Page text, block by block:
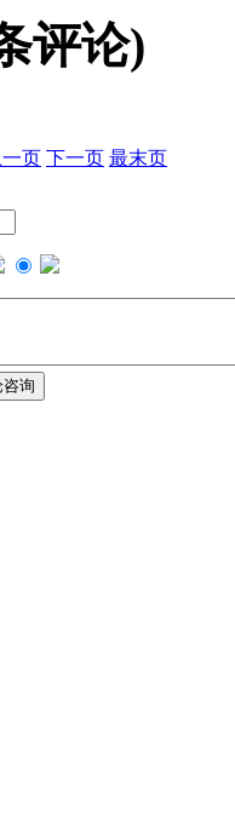
评论)
一页 下一页 最末页